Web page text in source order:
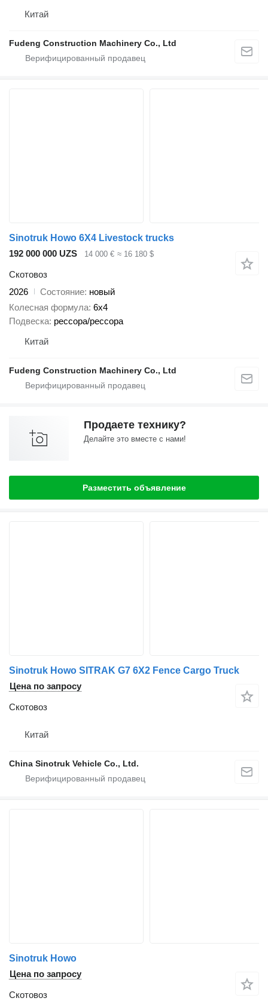
Китай
Fudeng Construction Machinery Co., Ltd
Sinotruk Howo 6X4 Livestock trucks
192 000 000 UZS
14 000 € ≈ 16 180 $
Скотовоз
2026
Состояние новый
Колесная формула 6x4
Подвеска рессора/рессора
Китай
Fudeng Construction Machinery Co., Ltd
Продаете технику?
Делайте это вместе с нами!
Разместить объявление
Sinotruk Howo SITRAK G7 6X2 Fence Cargo Truck
Цена по запросу
Скотовоз
Китай
China Sinotruk Vehicle Co., Ltd.
Sinotruk Howo
Цена по запросу
Скотовоз